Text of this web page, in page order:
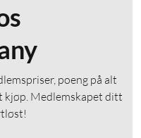
poeng på alt
kjøp. Medlemskapet ditt